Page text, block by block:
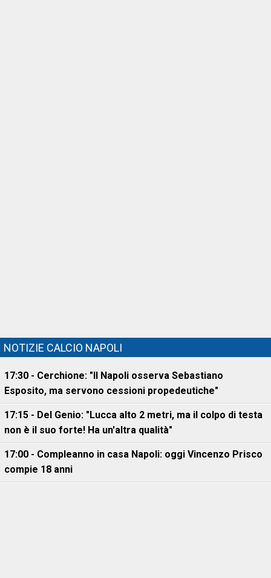
NOTIZIE CALCIO NAPOLI
17:30 - Cerchione: "Il Napoli osserva Sebastiano
Esposito, ma servono cessioni propedeutiche"
17:15 - Del Genio: "Lucca alto 2 metri, ma il colpo di testa
non è il suo forte! Ha un'altra qualità"
17:00 - Compleanno in casa Napoli: oggi Vincenzo Prisco
compie 18 anni